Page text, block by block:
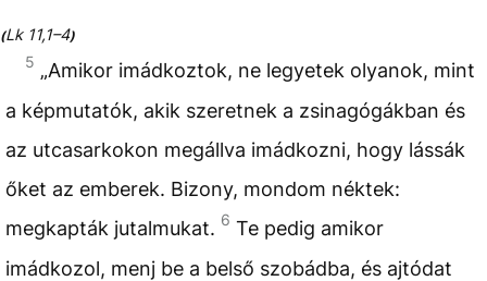
(Lk 11,1–4)
5 „Amikor imádkoztok, ne legyetek olyanok, mint
a képmutatók, akik szeretnek a zsinagógákban és
az utcasarkokon megállva imádkozni, hogy lássák
őket az emberek. Bizony, mondom néktek:
megkapták jutalmukat. 6 Te pedig amikor
imádkozol, menj be a belső szobádba, és ajtódat